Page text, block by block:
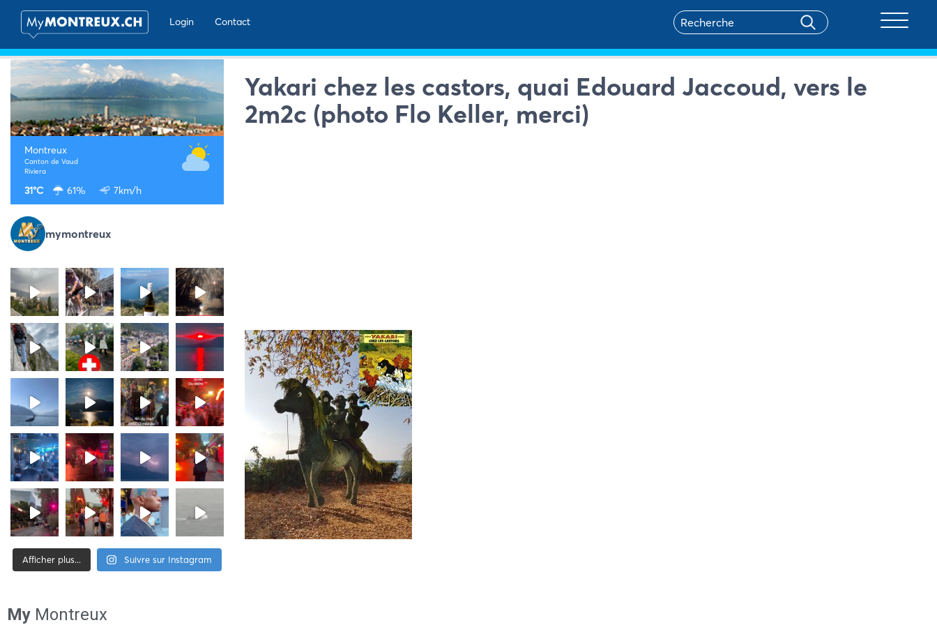
Login
Contact
Montreux
Canton de Vaud
Riviera
31°C 61% 7km/h
mymontreux
Afficher plus... Suivre sur Instagram
Yakari chez les castors, quai Edouard Jaccoud, vers le
2m2c (photo Flo Keller, merci)
My Montreux